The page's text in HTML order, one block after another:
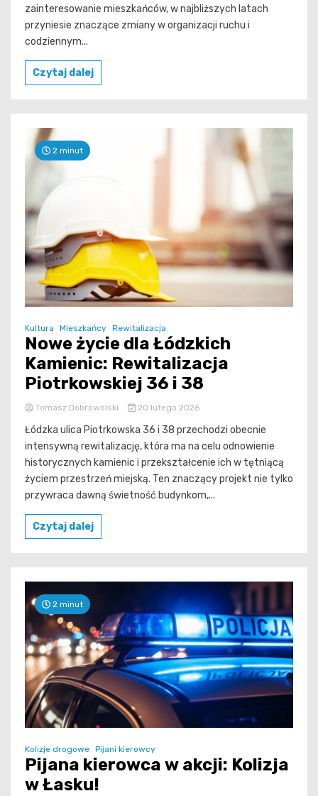
zainteresowanie mieszkańców, w najbliższych latach
przyniesie znaczące zmiany w organizacji ruchu i
codziennym...
Czytaj dalej
2 minut
Kultura Mieszkańcy Rewitalizacja
Nowe życie dla Łódzkich
Kamienic: Rewitalizacja
Piotrkowskiej 36 i 38
Tomasz Dobrowolski 20 lutego 2026
Łódzka ulica Piotrkowska 36 i 38 przechodzi obecnie
intensywną rewitalizację, która ma na celu odnowienie
historycznych kamienic i przekształcenie ich w tętniącą
życiem przestrzeń miejską. Ten znaczący projekt nie tylko
przywraca dawną świetność budynkom,...
Czytaj dalej
2 minut
Kolizje drogowe Pijani kierowcy
Pijana kierowca w akcji: Kolizja
w Łasku!